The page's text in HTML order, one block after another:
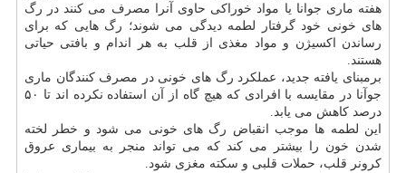
هفته ماری جوانا یا مواد خوراکی حاوی آنرا مصرف می کنند در رگ
های خونی خود گرفتار لطمه دیدگی می شوند؛ رگ هایی که برای
رساندن اکسیژن و مواد مغذی از قلب به هر اندام و بافتی حیاتی
هستند.
برمبنای یافته جدید، عملکرد رگ های خونی در مصرف کنندگان ماری
جوآنا در مقایسه با افرادی که هیچ گاه از آن استفاده نکرده اند تا ۵۰
درصد کاهش می یابد.
این لطمه ها موجب انقباض رگ های خونی می شود و خطر لخته
شدن خون را بیشتر می کند که می تواند منجر به بیماری عروق
کرونر قلب، حملات قلبی و سکته مغزی شود.